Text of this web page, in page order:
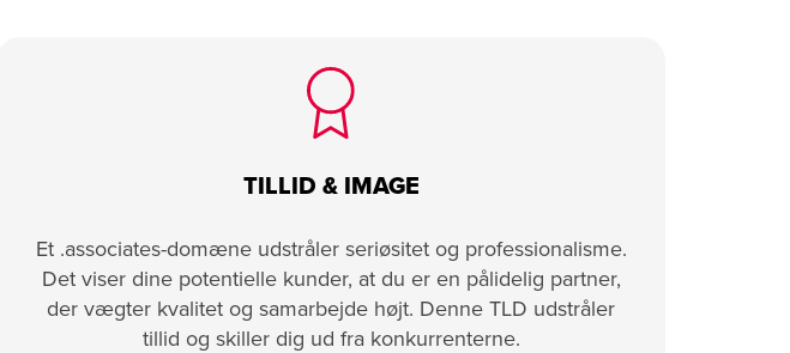
TILLID & IMAGE
Et .associates-domæne udstråler seriøsitet og professionalisme.
Det viser dine potentielle kunder, at du er en pålidelig partner,
der vægter kvalitet og samarbejde højt. Denne TLD udstråler
tillid og skiller dig ud fra konkurrenterne.